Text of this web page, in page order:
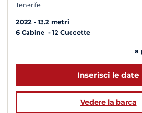
Tenerife
2022
13.2 metri
6 Cabine
12 Cuccette
a
Inserisci le date
Vedere la barca